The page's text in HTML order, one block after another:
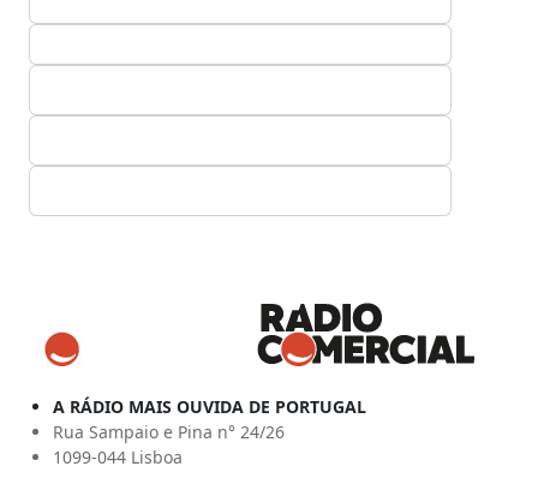
A RÁDIO MAIS OUVIDA DE PORTUGAL
Rua Sampaio e Pina n° 24/26
1099-044 Lisboa